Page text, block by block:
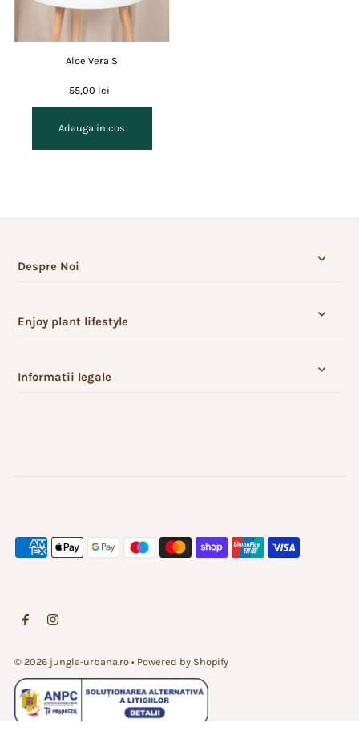
Aloe Vera S
55,00 lei
Despre Noi
Enjoy plant lifestyle
Informatii legale
© 2026 jungla-urbana.ro• Powered by Shopify